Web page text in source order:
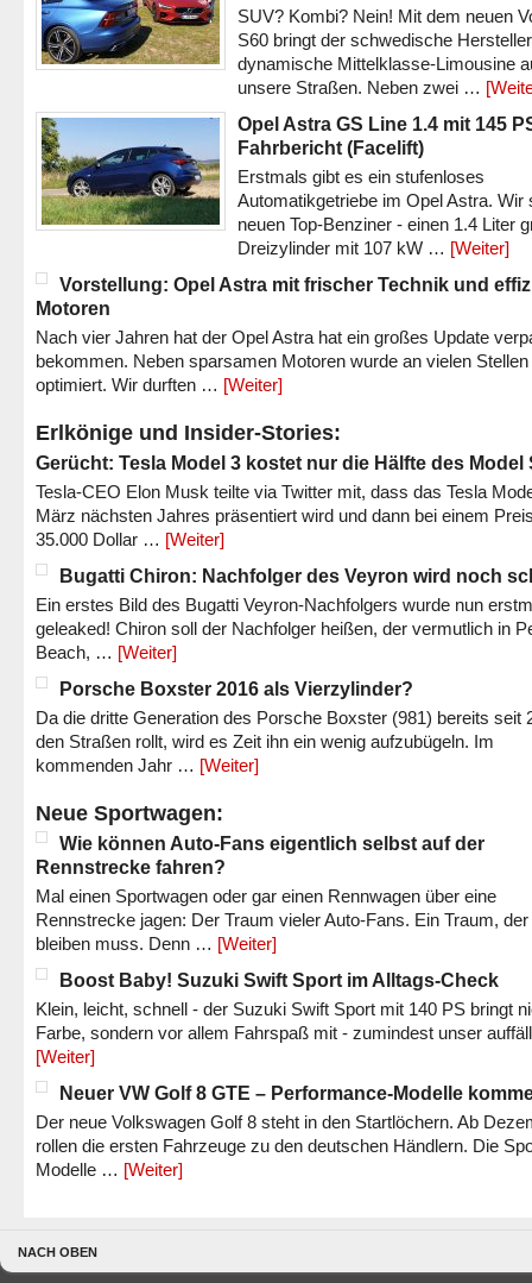
SUV? Kombi? Nein! Mit dem neuen
S60 bringt der schwedische
dynamische Mittelklasse-Limousine
unsere Straßen. Neben zwei …
Opel Astra GS Line 1.4 mit 145
Fahrbericht (Facelift)
Erstmals gibt es ein stufenloses
Automatikgetriebe im Opel Astra. Wir
neuen Top-Benziner - einen 1.4 Liter
Dreizylinder mit 107 kW … [Weiter]
Vorstellung: Opel Astra mit frischer Technik und
Motoren
Nach vier Jahren hat der Opel Astra hat ein großes Update
bekommen. Neben sparsamen Motoren wurde an vielen Stellen
optimiert. Wir durften … [Weiter]
Erlkönige und Insider-Stories:
Gerücht: Tesla Model 3 kostet nur die Hälfte des Model
Tesla-CEO Elon Musk teilte via Twitter mit, dass das Tesla
März nächsten Jahres präsentiert wird und dann bei einem
35.000 Dollar … [Weiter]
Bugatti Chiron: Nachfolger des Veyron wird noch
Ein erstes Bild des Bugatti Veyron-Nachfolgers wurde nun
geleaked! Chiron soll der Nachfolger heißen, der vermutlich in
Beach, … [Weiter]
Porsche Boxster 2016 als Vierzylinder?
Da die dritte Generation des Porsche Boxster (981) bereits seit
den Straßen rollt, wird es Zeit ihn ein wenig aufzubügeln. Im
kommenden Jahr … [Weiter]
Neue Sportwagen:
Wie können Auto-Fans eigentlich selbst auf der
Rennstrecke fahren?
Mal einen Sportwagen oder gar einen Rennwagen über eine
Rennstrecke jagen: Der Traum vieler Auto-Fans. Ein Traum,
bleiben muss. Denn … [Weiter]
Boost Baby! Suzuki Swift Sport im Alltags-Check
Klein, leicht, schnell - der Suzuki Swift Sport mit 140 PS bringt
Farbe, sondern vor allem Fahrspaß mit - zumindest unser
[Weiter]
Neuer VW Golf 8 GTE – Performance-Modelle
Der neue Volkswagen Golf 8 steht in den Startlöchern. Ab
rollen die ersten Fahrzeuge zu den deutschen Händlern. Die
Modelle … [Weiter]
NACH OBEN